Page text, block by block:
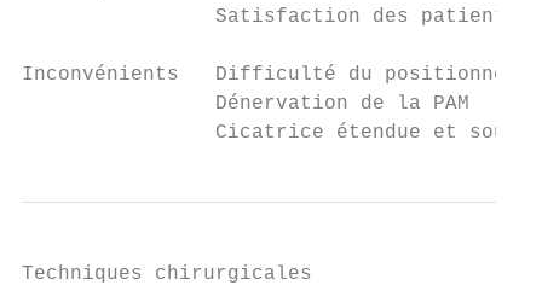
                Satisfaction des patients
Inconvénients   Difficulté du
                Dénervation de la PAM
Cicatrice étendue et
Techniques chirurgicales